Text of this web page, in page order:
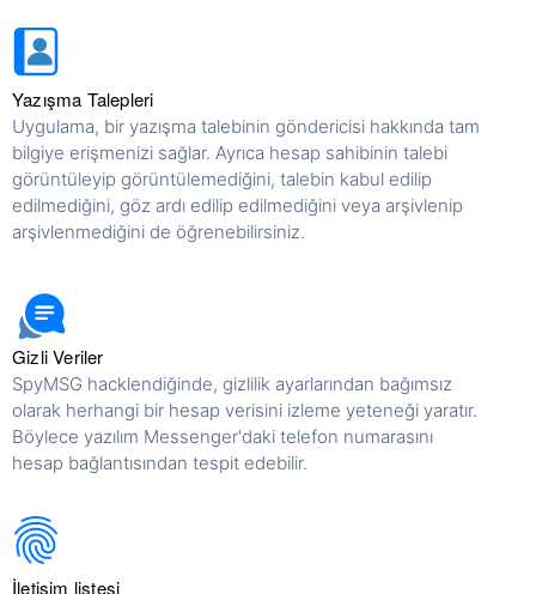
Yazışma Talepleri
Uygulama, bir yazışma talebinin göndericisi hakkında tam
bilgiye erişmenizi sağlar. Ayrıca hesap sahibinin talebi
görüntüleyip görüntülemediğini, talebin kabul edilip
edilmediğini, göz ardı edilip edilmediğini veya arşivlenip
arşivlenmediğini de öğrenebilirsiniz.
Gizli Veriler
SpyMSG hacklendiğinde, gizlilik ayarlarından bağımsız
olarak herhangi bir hesap verisini izleme yeteneği yaratır.
Böylece yazılım Messenger'daki telefon numarasını
hesap bağlantısından tespit edebilir.
İletişim listesi